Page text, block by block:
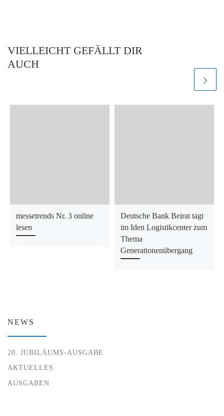
VIELLEICHT GEFÄLLT DIR
AUCH
messetrends Nr. 3 online
lesen
Deutsche Bank Beirat tagt
im Iden Logistikcenter zum
Thema
Generationenübergang
NEWS
20. JUBILÄUMS-AUSGABE
AKTUELLES
AUSGABEN